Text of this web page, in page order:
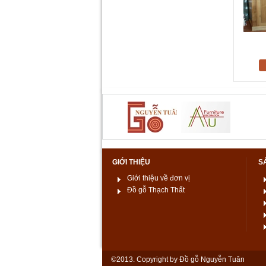
GIỚI THIỆU
Giới thiệu về đơn vị
Đồ gỗ Thạch Thất
©2013. Copyright by Đồ gỗ Nguyễn Tuân